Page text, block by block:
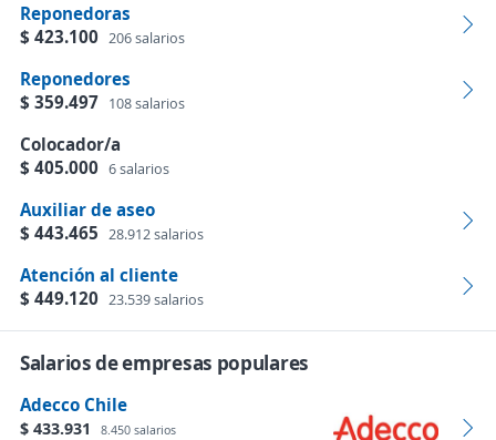
Reponedoras
$ 423.100 206 salarios
Reponedores
$ 359.497 108 salarios
Colocador/a
$ 405.000 6 salarios
Auxiliar de aseo
$ 443.465 28.912 salarios
Atención al cliente
$ 449.120 23.539 salarios
Salarios de empresas populares
Adecco Chile
$ 433.931 8.450 salarios